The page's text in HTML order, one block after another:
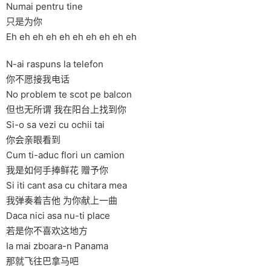
Numai pentru tine
只是为你
Eh eh eh eh eh eh eh eh eh eh
N-ai raspuns la telefon
你不愿接我电话
No problem te scot pe balcon
但也无所谓 我在阳台上找到你
Si-o sa vezi cu ochii tai
你会亲眼看到
Cum ti-aduc flori un camion
我是如何手捧鲜花 赠予你
Si iti cant asa cu chitara mea
我弹奏着吉他 为你献上一曲
Daca nici asa nu-ti place
若是你不喜欢这地方
Ia mai zboara-n Panama
那就飞往巴拿马吧